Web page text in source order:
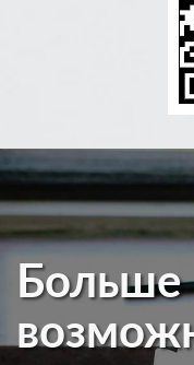
Больше